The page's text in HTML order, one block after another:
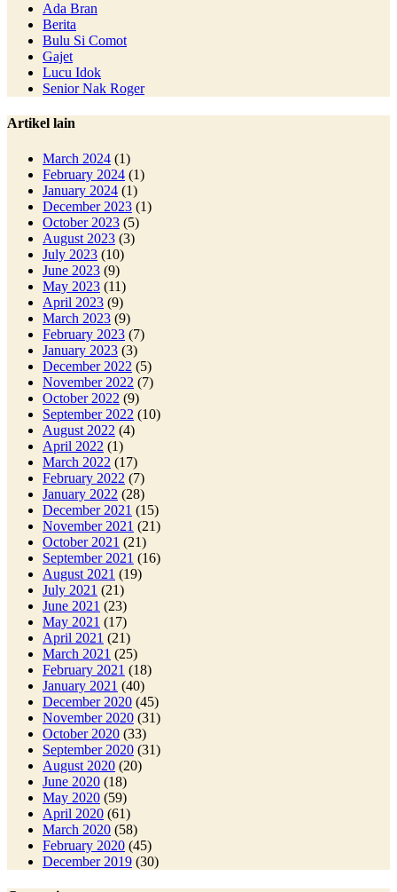
Ada Bran
Berita
Bulu Si Comot
Gajet
Lucu Idok
Senior Nak Roger
Artikel lain
March 2024 (1)
February 2024 (1)
January 2024 (1)
December 2023 (1)
October 2023 (5)
August 2023 (3)
July 2023 (10)
June 2023 (9)
May 2023 (11)
April 2023 (9)
March 2023 (9)
February 2023 (7)
January 2023 (3)
December 2022 (5)
November 2022 (7)
October 2022 (9)
September 2022 (10)
August 2022 (4)
April 2022 (1)
March 2022 (17)
February 2022 (7)
January 2022 (28)
December 2021 (15)
November 2021 (21)
October 2021 (21)
September 2021 (16)
August 2021 (19)
July 2021 (21)
June 2021 (23)
May 2021 (17)
April 2021 (21)
March 2021 (25)
February 2021 (18)
January 2021 (40)
December 2020 (45)
November 2020 (31)
October 2020 (33)
September 2020 (31)
August 2020 (20)
June 2020 (18)
May 2020 (59)
April 2020 (61)
March 2020 (58)
February 2020 (45)
December 2019 (30)